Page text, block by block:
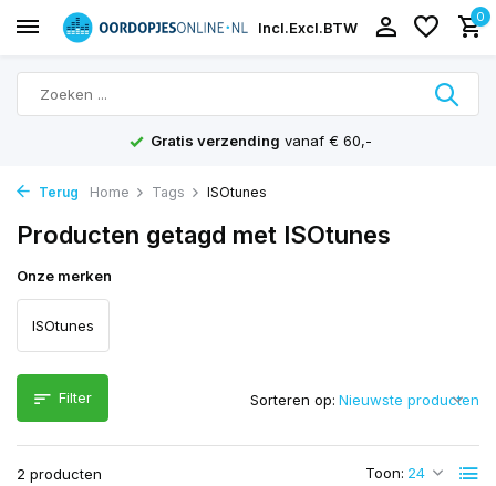
Incl.Excl.BTW
0
Gratis verzending vanaf € 60,-
Terug Home Tags ISOtunes
Producten getagd met ISOtunes
Onze merken
ISOtunes
Filter
2 producten Toon:
Sorteren op: